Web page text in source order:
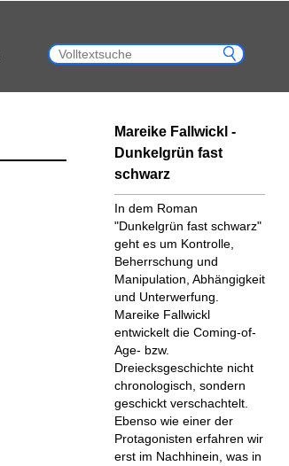
Mareike Fallwickl -
Dunkelgrün fast
schwarz
In dem Roman
"Dunkelgrün fast schwarz"
geht es um Kontrolle,
Beherrschung und
Manipulation, Abhängigkeit
und Unterwerfung.
Mareike Fallwickl
entwickelt die Coming-of-
Age- bzw.
Dreiecksgeschichte nicht
chronologisch, sondern
geschickt verschachtelt.
Ebenso wie einer der
Protagonisten erfahren wir
erst im Nachhinein, was in